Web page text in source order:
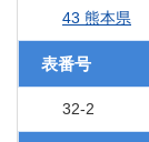
43 熊本県
表番号
32-2